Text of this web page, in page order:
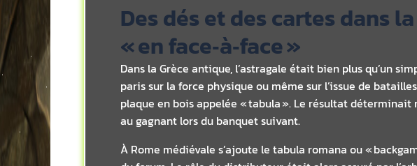
Des dés et des cartes dans
« en face‑à‑face »
Dans la Grèce antique, l’astragale était bien plus qu’un
paris sur la force physique ou même sur l’issue de
plaque en bois appelée « tabula ». Le résultat
au gagnant lors du banquet suivant.
À Rome médiévale s’ajoute le tabula romana ou «